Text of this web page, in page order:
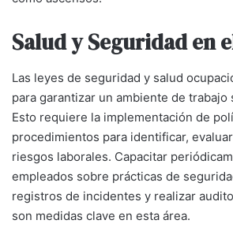
Salud y Seguridad en
Las leyes de seguridad y salud
para garantizar un ambiente de trabajo
Esto requiere la implementación de
procedimientos para identificar,
riesgos laborales. Capacitar
empleados sobre prácticas de
registros de incidentes y realizar
son medidas clave en esta área.